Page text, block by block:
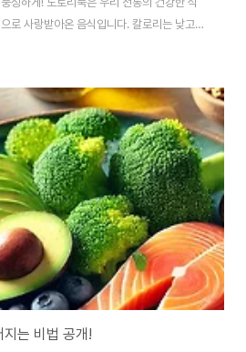
로 사랑받아온 음식입니다. 칼로리는 낮고
에도 자주 활용되며, 담백한 맛으로 다양한
한눈에 정리해 드릴게요.도토리묵 만들기:
료 (1~2인 기준):도토리 가루 1컵물 6컵소금
비, 주걱, 볼, 사각 용기오늘 저녁은 도토리
와 물을 넣고 덩어리 없이 잘 섞는다.소금을
는 비법 공개!